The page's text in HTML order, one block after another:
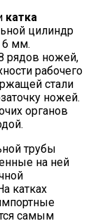
катка
цилиндр
6 мм.
рядов ножей,
рабочего
стали
ножей.
органов
трубы
на ней
катках
самым